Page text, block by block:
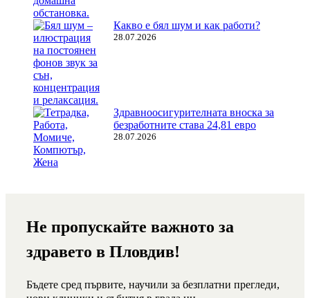
Какво е бял шум и как работи?
28.07.2026
Здравноосигурителната вноска за
безработните става 24,81 евро
28.07.2026
Не пропускайте важното за
здравето в Пловдив!
Бъдете сред първите, научили за безплатни прегледи,